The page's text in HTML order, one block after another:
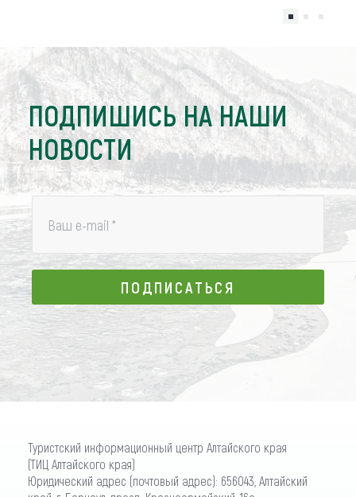
ПОДПИШИСЬ НА НАШИ
НОВОСТИ
Ваш e-mail *
ПОДПИСАТЬСЯ
ПОДПИСАТЬСЯ
Туристский информационный центр Алтайского края
(ТИЦ Алтайского края)
Юридический адрес (почтовый адрес): 656043, Алтайский